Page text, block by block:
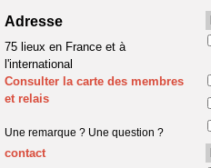
Adresse
75 lieux en France et à
l'international
Consulter la carte des membres
et relais
Une remarque ? Une question ?
contact